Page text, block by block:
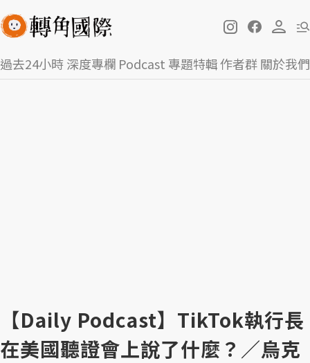
過去24小時深度專欄 Podcast 專題特輯作者群關於我們
【Daily Podcast】TikTok執行長
在美國聽證會上說了什麼？／烏克